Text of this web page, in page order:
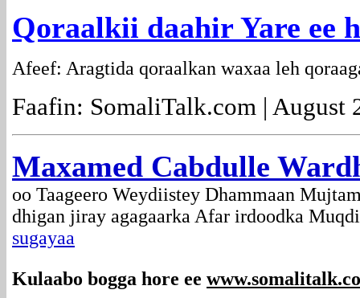
Qoraalkii daahir Yare ee
Afeef: Aragtida qoraalkan waxaa leh
Faafin: SomaliTalk.com | August
Maxamed Cabdulle
oo Taageero Weydiistey Dhammaan
dhigan jiray agagaarka Afar irdoodka
sugayaa
Kulaabo bogga hore ee